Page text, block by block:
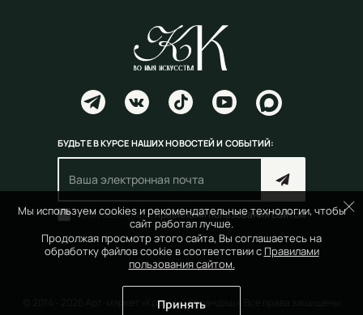
Мы используем cookies и рекомендательные технологии, чтобы
сайт работал лучше.
Продолжая просмотр этого сайта, Вы соглашаетесь на
обработку файлов cookie в соответствии с Правилами
пользования сайтом.
Принять
БУДЬТЕ В КУРСЕ НАШИХ НОВОСТЕЙ И СОБЫТИЙ:
Согласен(на) справилами пользования сайтом
© 2014 - 2026 Арт-маркет «Красный Карандаш». Все права защищены